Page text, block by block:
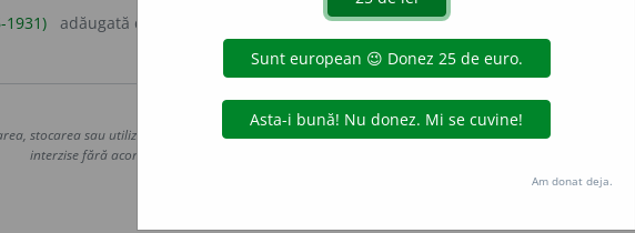
1931) adăugată de acțiuni
Copyright © 2004-2026 dexonline (https://dexonline.ro)
stocarea sau utilizarea datelor de pe acest site, inclusiv prin orice metode de extragere automată
interzise fără acordul nostru prealabil scris, cu excepția seturilor de date oferite oficial spre utilizare
Hosterion
Am donat deja.